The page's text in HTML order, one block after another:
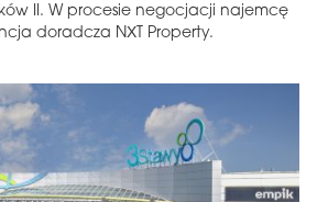
II. W procesie negocjacji najemcę
doradcza NXT Property.